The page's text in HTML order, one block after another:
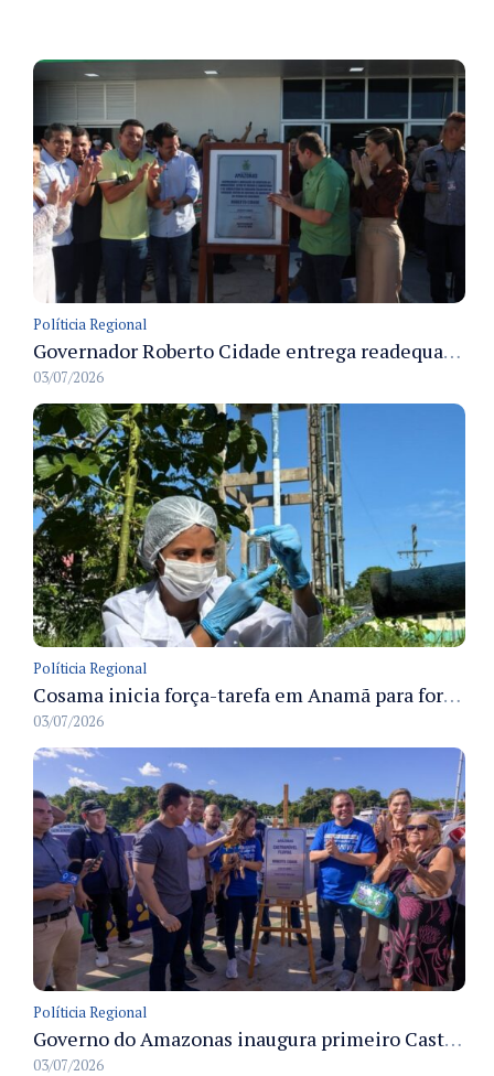
Políticia Regional
Governador Roberto Cidade entrega readequação do ambulatório da FCecon e amplia capacidade de atendimento oncológico em Manaus
03/07/2026
Políticia Regional
Cosama inicia força-tarefa em Anamã para fortalecer abastecimento de água e segurança hídrica da população
03/07/2026
Políticia Regional
Governo do Amazonas inaugura primeiro Castramóvel Fluvial para atendimento veterinário às comunidades ribeirinhas e castração gratuita
03/07/2026